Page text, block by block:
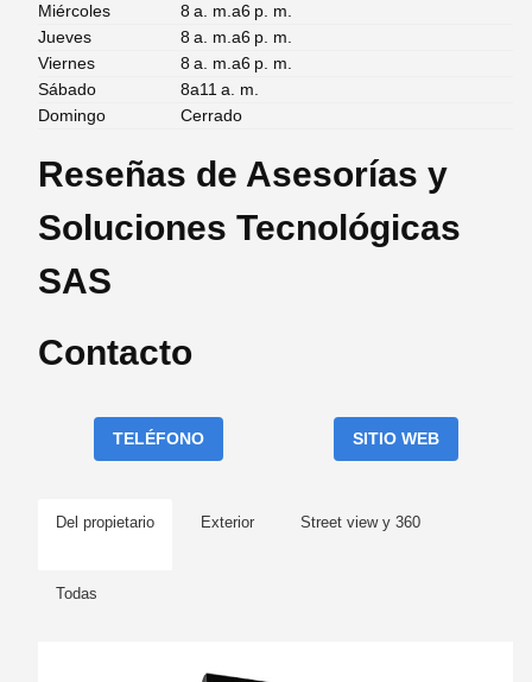
Miércoles
8 a. m.a6 p. m.
Jueves
8 a. m.a6 p. m.
Viernes
8 a. m.a6 p. m.
Sábado
8a11 a. m.
Domingo
Cerrado
Reseñas de Asesorías y
Soluciones Tecnológicas
SAS
Contacto
TELÉFONO SITIO WEB
Del propietario Exterior Street view y 360
Todas